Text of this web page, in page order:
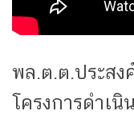
พล.ต.ต.ประส
โครงการดำเ